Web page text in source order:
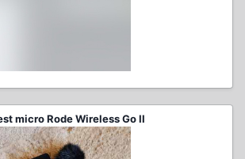
micro Rode Wireless Go II